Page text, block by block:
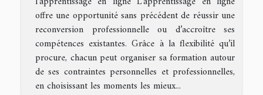
offre une opportunité sans précédent de réussir une
reconversion professionnelle ou d’accroître ses
compétences existantes. Grâce à la flexibilité qu’il
procure, chacun peut organiser sa formation autour
de ses contraintes personnelles et professionnelles,
en choisissant les moments les mieux...